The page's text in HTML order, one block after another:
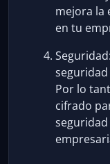
mejora la
en tu
Por lo
cifrado